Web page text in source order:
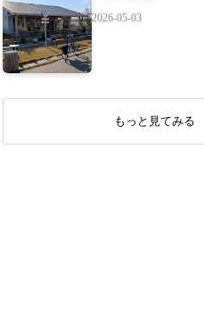
2026-05-03
もっと見てみる